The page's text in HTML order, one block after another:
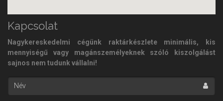
Kapcsolat
Nagykereskedelmi cégünk raktárkészlete minimális, kis
mennyiségű vagy magánszemélyeknek szóló kiszolgálást
sajnos nem tudunk vállalni!